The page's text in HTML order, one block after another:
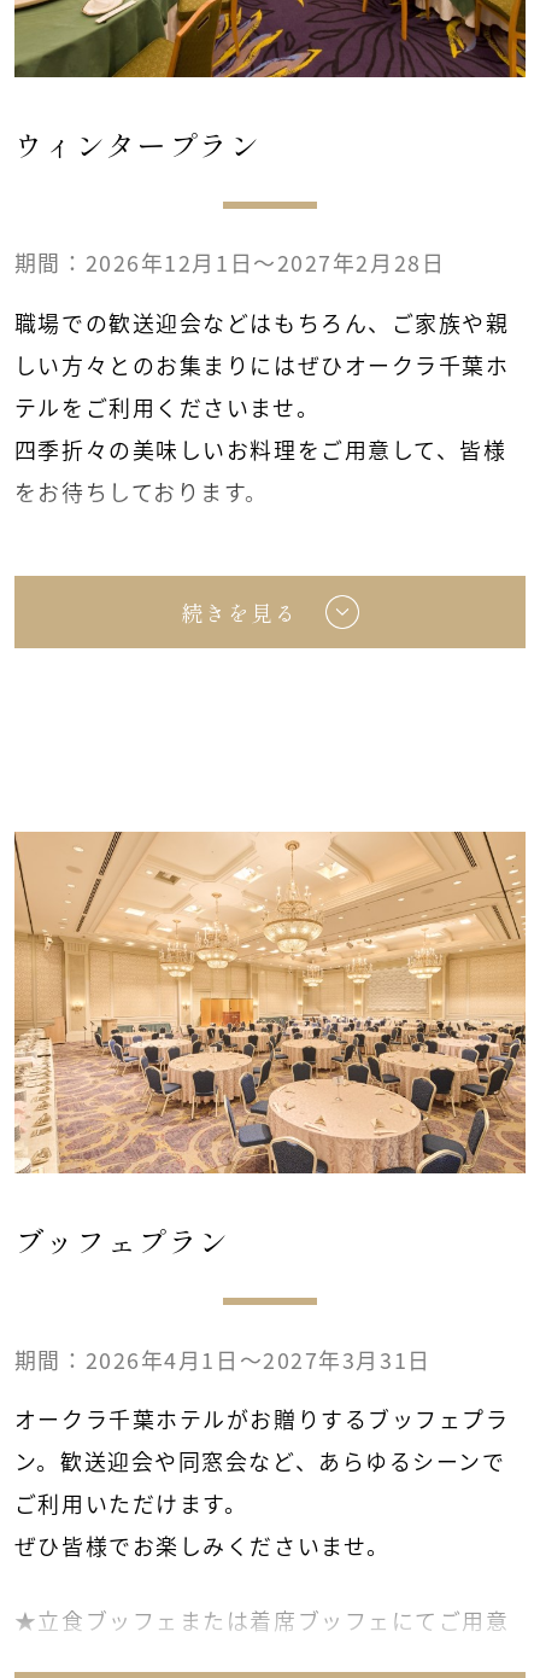
■お一人様 2,500円コース
ビール・焼酎（芋・麦）・ワイン（赤・白）・
ノンアルコールビール・オレンジ・ウーロン茶
ビール・焼酎（芋・麦）・ワイン（赤・白）・
ウイスキー
日本酒・冷酒・紹興酒・カクテル3種*¹
ノンアルコールビール・オレンジ・ウーロン茶
コーラ・ジンジャーエール
*¹ピーチソーダ、ライチソーダ、レモンサ
オレンジ・アップル・ウーロン茶
詳細PDF
ウィンタープラン
期間：2026年12月1日～2027年2月28日
職場での歓送迎会などはもちろん、ご家族や親
しい方々とのお集まりにはぜひオークラ千葉ホ
テルをご利用くださいませ。
四季折々の美味しいお料理をご用意して、皆様
をお待ちしております。
＜お料理プラン＞
※10名様に満たない場合は、別途室料を頂戴い
和洋中折衷料理
※西洋・日本・中国料理・2種折衷もご用意でき
ます。
ご相談ください。
＜お飲み物＞※2時間フリードリンク
■お一人様 2,500円コース
ビール・焼酎（芋・麦）ワイン（赤・白）・ウ
ノンアルコールビール・オレンジ・ウーロン茶
ビール・焼酎（芋・麦）・ワイン（赤・白）・
ウイスキー
日本酒・冷酒・紹興酒・カクテル3種*¹
ノンアルコールビール・オレンジ・ウーロン茶
コーラ・ジンジャーエール
ワー
続きを見る
ブッフェプラン
期間：2026年4月1日～2027年3月31日
オークラ千葉ホテルがお贈りするブッフェプラ
ン。歓送迎会や同窓会など、あらゆるシーンで
ご利用いただけます。
ぜひ皆様でお楽しみくださいませ。
★立食ブッフェまたは着席ブッフェにてご用意